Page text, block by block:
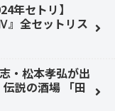
年セトリ】
』全セットリス
・松本孝弘が出
説の酒場 「田